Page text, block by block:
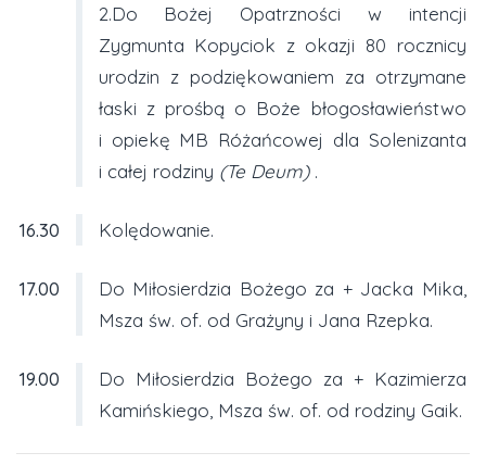
2.Do Bożej Opatrzności w intencji
Zygmunta Kopyciok z okazji 80 rocznicy
urodzin z podziękowaniem za otrzymane
łaski z prośbą o Boże błogosławieństwo
i opiekę MB Różańcowej dla Solenizanta
i całej rodziny (Te Deum) .
16.30 Kolędowanie.
17.00
Do Miłosierdzia Bożego za + Jacka Mika,
Msza św. of. od Grażyny i Jana Rzepka.
19.00
Do Miłosierdzia Bożego za + Kazimierza
Kamińskiego, Msza św. of. od rodziny Gaik.